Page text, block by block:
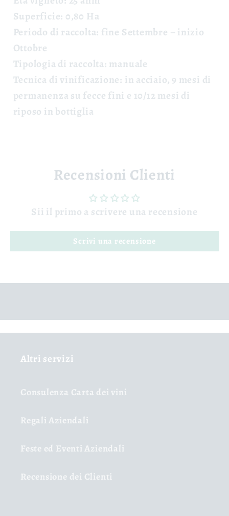
Superficie: 0,80 Ha
Periodo di raccolta: fine Settembre – inizio
Ottobre
Tipologia di raccolta: manuale
Tecnica di vinificazione: in acciaio, 9 mesi di
permanenza su fecce fini e 10/12 mesi di
riposo in bottiglia
Recensioni Clienti
Sii il primo a scrivere una recensione
Scrivi una recensione
Altri servizi
Consulenza Carta dei vini
Regali Aziendali
Feste ed Eventi Aziendali
Recensione dei Clienti